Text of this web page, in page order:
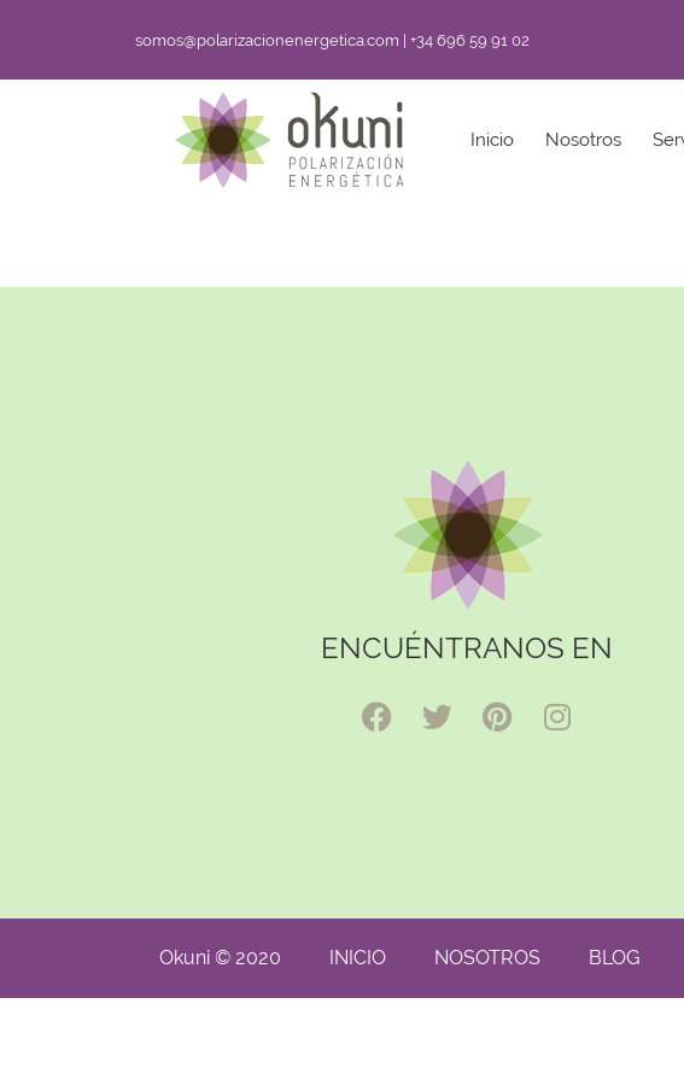
somos@polarizacionenergetica.com | +34 696 59 91 02
Inicio Nosotros
ENCUÉNTRANOS EN
Okuni © 2020 INICIO NOSOTROS BLOG